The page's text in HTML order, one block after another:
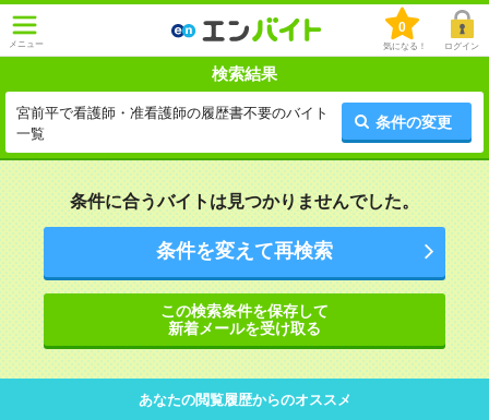
メニュー
0
気になる！ ログイン
検索結果
宮前平で看護師・准看護師の履歴書不要のバイト
一覧
条件の変更
条件に合うバイトは見つかりませんでした。
条件を変えて再検索
この検索条件を保存して
新着メールを受け取る
あなたの閲覧履歴からのオススメ